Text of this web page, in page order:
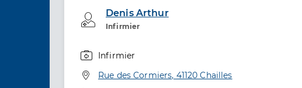
Denis Arthur
Infirmier
Professionel de santé
Infirmier
Adresse
Rue des Cormiers, 41120 Chailles